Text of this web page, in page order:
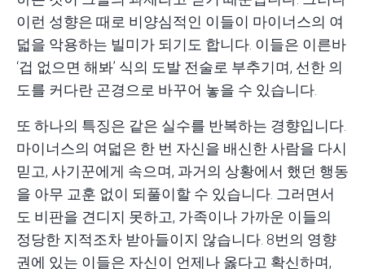
이런 성향은 때로 비양심적인 이들이 마이너스의 여
덟을 악용하는 빌미가 되기도 합니다. 이들은 이른바
‘겁 없으면 해봐’ 식의 도발 전술로 부추기며, 선한 의
도를 커다란 곤경으로 바꾸어 놓을 수 있습니다.
또 하나의 특징은 같은 실수를 반복하는 경향입니다.
마이너스의 여덟은 한 번 자신을 배신한 사람을 다시
믿고, 사기꾼에게 속으며, 과거의 상황에서 했던 행동
을 아무 교훈 없이 되풀이할 수 있습니다. 그러면서
도 비판을 견디지 못하고, 가족이나 가까운 이들의
정당한 지적조차 받아들이지 않습니다. 8번의 영향
권에 있는 이들은 자신이 언제나 옳다고 확신하며,